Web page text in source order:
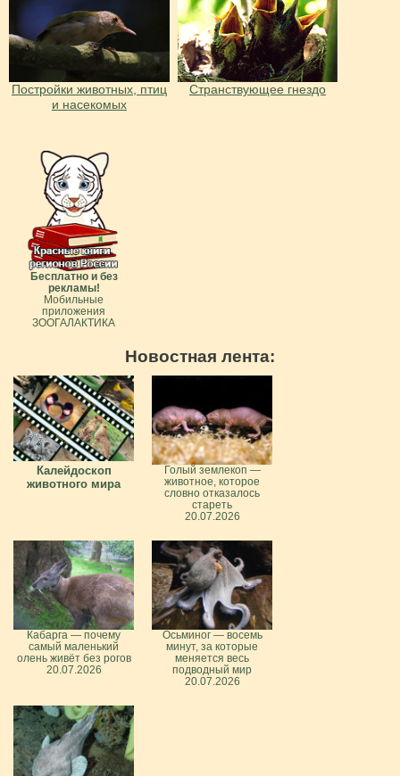
Постройки животных, птиц
и насекомых
Странствующее гнездо
Бесплатно и без
рекламы!
Мобильные
приложения
ЗООГАЛАКТИКА
Новостная лента:
Калейдоскоп
животного мира
Голый землекоп —
животное, которое
словно отказалось
стареть
20.07.2026
Кабарга — почему
самый маленький
олень живёт без рогов
20.07.2026
Осьминог — восемь
минут, за которые
меняется весь
подводный мир
20.07.2026